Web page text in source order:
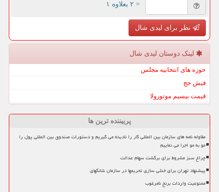
= ۲ بعلاوه ۱
نظر برای لیدی شال
لینک دوستان لیدی شال
حوزه های انتخابیه مجلس
فیش حج
قیمت بیسیم موتورولا
پربیننده ترین ها
مقاوله نامه های سازمان بین المللی کار را نادیده می گیریم و دستورات صندوق بین المللی پول را
مو به مو اجرا می نماییم
چراغ سبز مشروط برای برگشت سهام عدالت
پیشنهاد تهران برای خنثی سازی تحریمها در سازمان شانگهای
ممنوعیت واردات برنج نامرغوب